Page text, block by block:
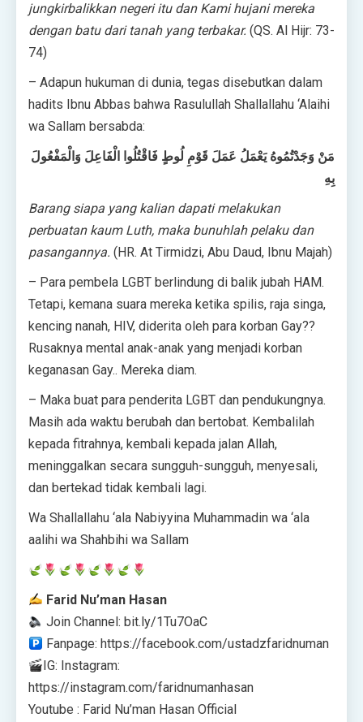
jungkirbalikkan negeri itu dan Kami hujani mereka
dengan batu dari tanah yang terbakar. (QS. Al Hijr: 73-
74)
– Adapun hukuman di dunia, tegas disebutkan dalam
hadits Ibnu Abbas bahwa Rasulullah Shallallahu ‘Alaihi
wa Sallam bersabda:
مَنْ وَجَدْتُمُوهُ يَعْمَلُ عَمَلَ قَوْمِ لُوطٍ فَاقْتُلُوا الْفَاعِلَ وَالْمَفْعُولَ
بِهِ
Barang siapa yang kalian dapati melakukan
perbuatan kaum Luth, maka bunuhlah pelaku dan
pasangannya. (HR. At Tirmidzi, Abu Daud, Ibnu Majah)
– Para pembela LGBT berlindung di balik jubah HAM.
Tetapi, kemana suara mereka ketika spilis, raja singa,
kencing nanah, HIV, diderita oleh para korban Gay??
Rusaknya mental anak-anak yang menjadi korban
keganasan Gay.. Mereka diam.
– Maka buat para penderita LGBT dan pendukungnya.
Masih ada waktu berubah dan bertobat. Kembalilah
kepada fitrahnya, kembali kepada jalan Allah,
meninggalkan secara sungguh-sungguh, menyesali,
dan bertekad tidak kembali lagi.
Wa Shallallahu ‘ala Nabiyyina Muhammadin wa ‘ala
aalihi wa Shahbihi wa Sallam
Farid Nu’man Hasan
Join Channel: bit.ly/1Tu7OaC
Fanpage: https://facebook.com/ustadzfaridnuman
IG: Instagram:
https://instagram.com/faridnumanhasan
Youtube : Farid Nu’man Hasan Official